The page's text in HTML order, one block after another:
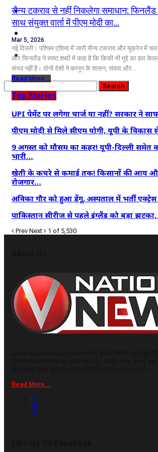
कृषि
विज्ञान तकनीकी
सैन्य टकराव से नहीं निकलेगा समाधान: फिनलैंड
साथ संयुक्त वार्ता में पीएम मोदी का…
Mar 5, 2026
नई दिल्ली। पश्चिम एशिया में जारी सैन्य टकराव और यूक्रेन में
और फिनलैंड ने स्पष्ट शब्दों में कहा है कि किसी भी मुद्दे का हल केवल
संभव नहीं है। दोनों देशों ने कानून के शासन, संवाद और…
Read More...
Top Stories
UPI पेमेंट पर लगेगा चार्ज या नहीं? सरकार ने
पीएम मोदी से मिले सीएम योगी, यूपी के
9 अगस्त को मौसम का कहर! यूपी-दिल्ली समेत
भारी…
खेती के कचरे से कमाई तक! किसानों की आय
रोजगार…
अविका गौर को हुआ डेंगू, अस्पताल में भर्ती
पाकिस्तान सीरीज से पहले इंग्लैंड को बड़ा
Prev Next 1 of 5,530
Read More...